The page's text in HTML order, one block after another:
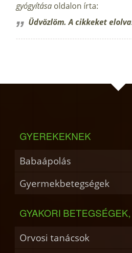
gyógyítása oldalon írta:
Üdvözlöm. A cikkeket
GYEREKEKNEK
Babaápolás
Gyermekbetegségek
GYAKORI
Orvosi tanácsok